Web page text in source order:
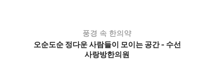
풍경 속 한의약
오순도순 정다운 사람들이 모이는 공간 - 수선
사랑방한의원